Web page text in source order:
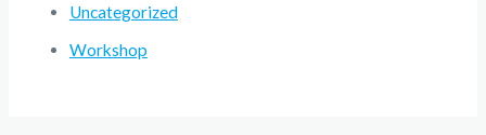
Uncategorized
Workshop